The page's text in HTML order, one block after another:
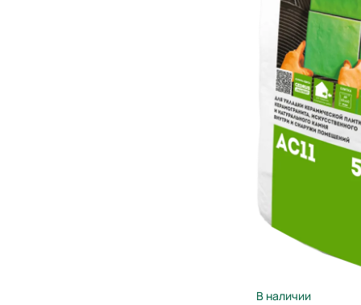
В наличии